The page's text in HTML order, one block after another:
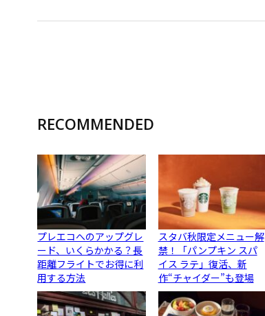
RECOMMENDED
プレエコへのアップグレ
ード、いくらかかる？長
距離フライトでお得に利
用する方法
スタバ秋限定メニュー解
禁！「パンプキン スパ
イス ラテ」復活、新
作“チャイダー”も登場